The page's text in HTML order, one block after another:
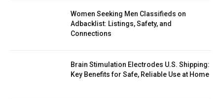
Women Seeking Men Classifieds on
Adbacklist: Listings, Safety, and
Connections
Brain Stimulation Electrodes U.S. Shipping:
Key Benefits for Safe, Reliable Use at Home